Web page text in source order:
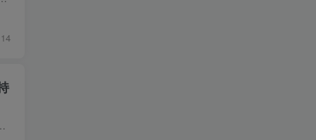
14
的UI界面供用户选择。该版本有以下特色功能： 在线管理TVBOX...